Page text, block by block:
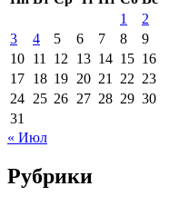
1
2
3
4 5 6 7 8
9
10 11 12 13 14 15 16
17 18 19 20 21 22 23
24 25 26 27 28 29 30
31
« Июл
Рубрики